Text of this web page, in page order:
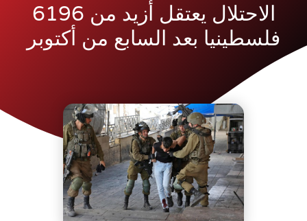
الاحتلال يعتقل أزيد من 6196
فلسطينيا بعد السابع من أكتوبر